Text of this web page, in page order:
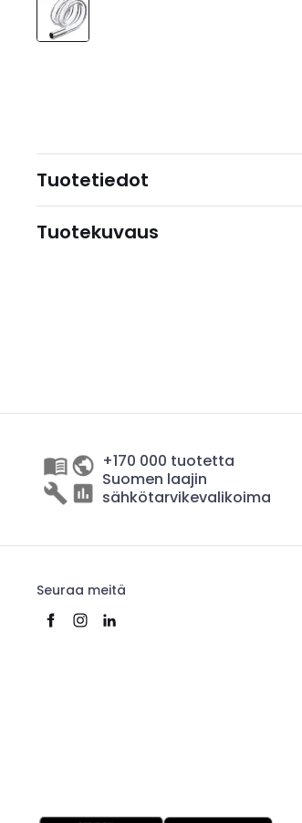
Tuotetiedot
Tuotekuvaus
+170 000 tuotetta
Suomen laajin
sähkötarvikevalikoima
Seuraa meitä